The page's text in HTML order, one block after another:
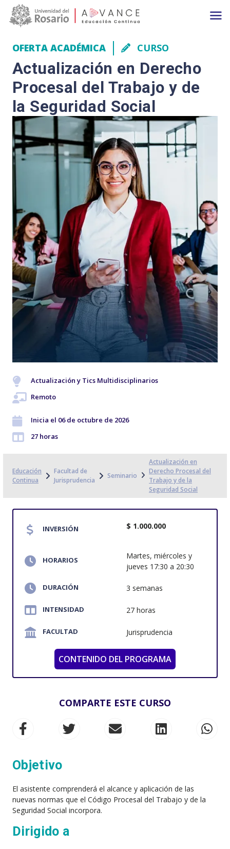
Pasar al contenido principal
Main navigation
OFERTA ACADÉMICA CURSO
Actualización en Derecho
Procesal del Trabajo y de
la Seguridad Social
Actualización y Tics Multidisciplinarios
Remoto
Inicia el 06 de octubre de 2026
27 horas
Educación
Continua
Facultad de
Jurisprudencia
Seminario
Actualización en
Derecho Procesal del
Trabajo y de la
Seguridad Social
INVERSIÓN $ 1.000.000
HORARIOS
Martes, miércoles y
jueves 17:30 a 20:30
DURACIÓN 3 semanas
INTENSIDAD 27 horas
FACULTAD Jurisprudencia
CONTENIDO DEL PROGRAMA
COMPARTE ESTE CURSO
Objetivo
El asistente comprenderá el alcance y aplicación de las
nuevas normas que el Código Procesal del Trabajo y de la
Seguridad Social incorpora.
Dirigido a